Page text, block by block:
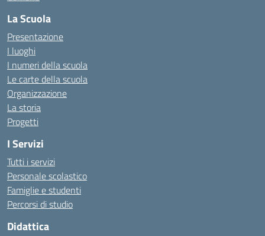
La Scuola
Presentazione
I luoghi
I numeri della scuola
Le carte della scuola
Organizzazione
La storia
Progetti
I Servizi
Tutti i servizi
Personale scolastico
Famiglie e studenti
Percorsi di studio
Didattica